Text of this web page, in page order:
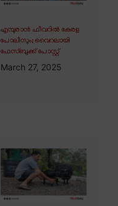
എമ്പുരാൻ ഫീവറിൽ കേരള
പോലീസും; വൈറലായി
ഫേസ്ബുക്ക് പോസ്റ്റ്
March 27, 2025